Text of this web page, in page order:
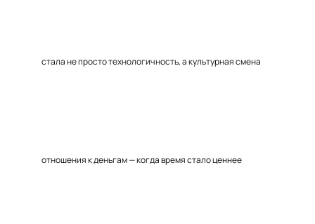
стала не просто технологичность, а культурная смена
отношения к деньгам — когда время стало ценнее